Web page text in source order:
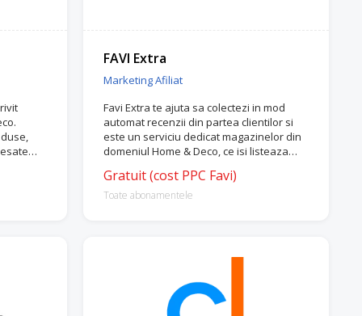
FAVI Extra
Marketing Afiliat
Favi Extra te ajuta sa colectezi in mod
automat recenzii din partea clientilor si
este un serviciu dedicat magazinelor din
domeniul Home & Deco, ce isi listeaza
Gratuit (cost PPC Favi)
Toate abonamentele